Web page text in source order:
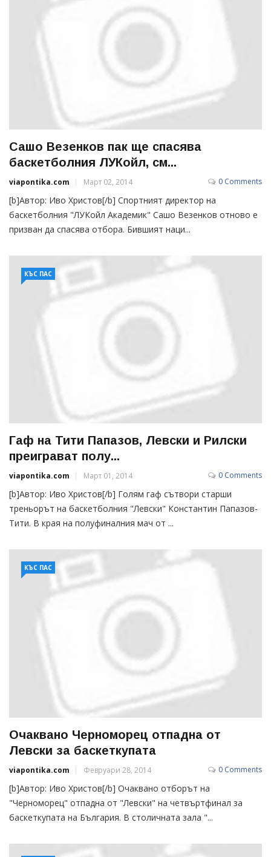
Сашо Везенков пак ще спасява
баскетболния ЛУКойл, см...
viapontika.com Март 02, 2014 0 Comments
[b]Автор: Иво Христов[/b] Спортният директор на
баскетболния "ЛУКойл Академик" Сашо Везенков отново е
призван да спасява отбора. Бившият наци...
КЪС ПАС
Гаф на Тити Папазов, Левски и Рилски
преиграват полу...
viapontika.com Март 01, 2014 0 Comments
[b]Автор: Иво Христов[/b] Голям гаф сътвори старши
треньорът на баскетболния "Левски" Константин Папазов-
Тити. В края на полуфиналния мач от ...
КЪС ПАС
Очаквано Черноморец отпадна от
Левски за баскеткупата
viapontika.com Февруари 28, 2014 0 Comments
[b]Автор: Иво Христов[/b] Очаквано отборът на
"Черноморец" отпадна от "Левски" на четвъртфинал за
баскеткупата на България. В столичната зала "...